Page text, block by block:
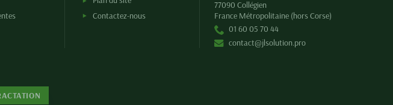
Contactez-nous
77090 Collégien
France Métropolitaine (hors Corse)
01 60 05 70 44
contact@jlsolution.pro